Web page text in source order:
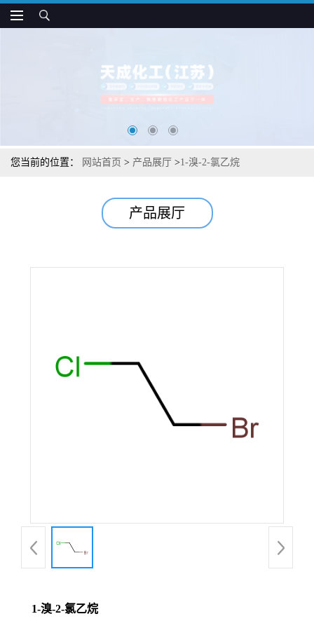
您当前的位置： 网站首页 > 产品展厅 >1-溴-2-氯乙烷
产品展厅
1-溴-2-氯乙烷